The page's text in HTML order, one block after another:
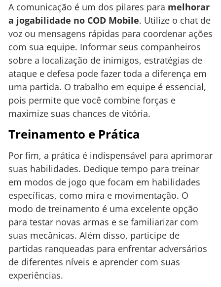
A comunicação é um dos pilares para melhorar
a jogabilidade no COD Mobile. Utilize o chat de
voz ou mensagens rápidas para coordenar ações
com sua equipe. Informar seus companheiros
sobre a localização de inimigos, estratégias de
ataque e defesa pode fazer toda a diferença em
uma partida. O trabalho em equipe é essencial,
pois permite que você combine forças e
maximize suas chances de vitória.
Treinamento e Prática
Por fim, a prática é indispensável para aprimorar
suas habilidades. Dedique tempo para treinar
em modos de jogo que focam em habilidades
específicas, como mira e movimentação. O
modo de treinamento é uma excelente opção
para testar novas armas e se familiarizar com
suas mecânicas. Além disso, participe de
partidas ranqueadas para enfrentar adversários
de diferentes níveis e aprender com suas
experiências.